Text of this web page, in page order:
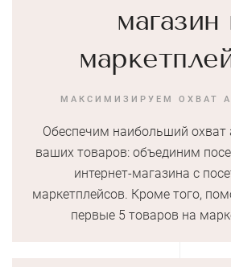
магазин
МАКСИМИЗИРУЕМ ОХВАТ
Обеспечим наибольший охват
ваших товаров: объединим
интернет-магазина с
маркетплейсов. Кроме того,
первые 5 товаров на